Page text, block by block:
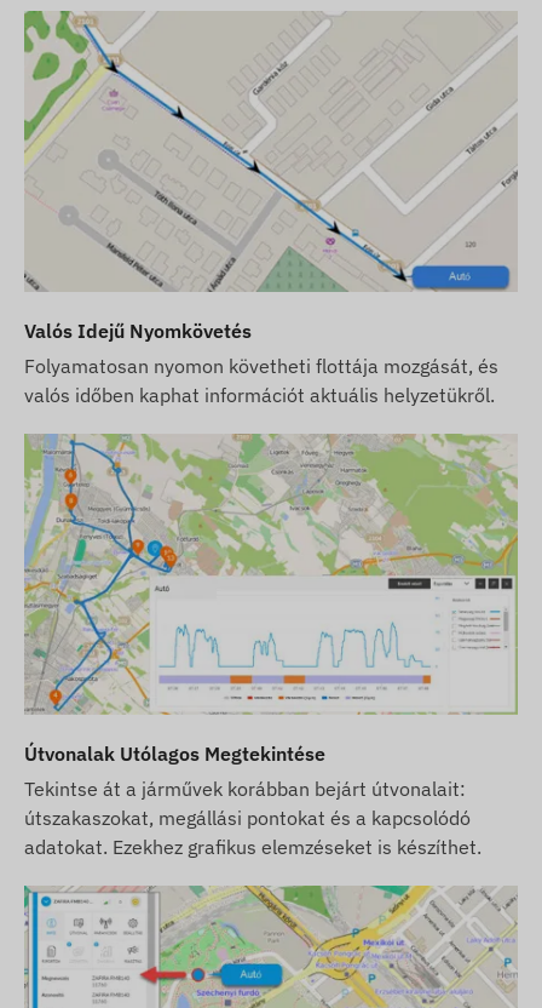
az Ön feladata.
Ha a készülék és szoftver előfizetés mellett a
SIM kártyát is tőlünk vásárolja, akkor a
készüléket és a SIM kártyát a szoftverrel
együttműködésre készen adjuk át és a kártya
folyamatos üzemben tartásáról is mi
gondoskodunk – Önnek ez utóbbival
kapcsolatban semmilyen teendője nem lesz.
Szoftver előfizetés esetén, amennyiben az email
típusú értesítések mellett szoftverünk SMS
riasztási szolgáltatását is igénybe kívánja venni,
vásároljon SMS kreditkártyát is, melyet
webáruházunkban, a készülékhez kapcsolódó
termékek között talál.
A weboldalon található készülék leírások és képek
a gyártó által közzétett információkon alapulnak,
melyek nem minden esetben pontosak,
hibamentesek. A gyártó fenntartja a jogot, hogy
előzetes értesítés nélkül módosítson a termék
egyes paraméterein vagy csomagolásán - az
ezekkel kapcsolatos adatok aktualizálása
weblapunkon a változások észlelése és
Valós Idejű Nyomkövetés
Folyamatosan nyomon követheti flottája mozgását, és
valós időben kaphat információt aktuális helyzetükről.
Útvonalak Utólagos Megtekintése
Tekintse át a járművek korábban bejárt útvonalait:
útszakaszokat, megállási pontokat és a kapcsolódó
adatokat. Ezekhez grafikus elemzéseket is készíthet.